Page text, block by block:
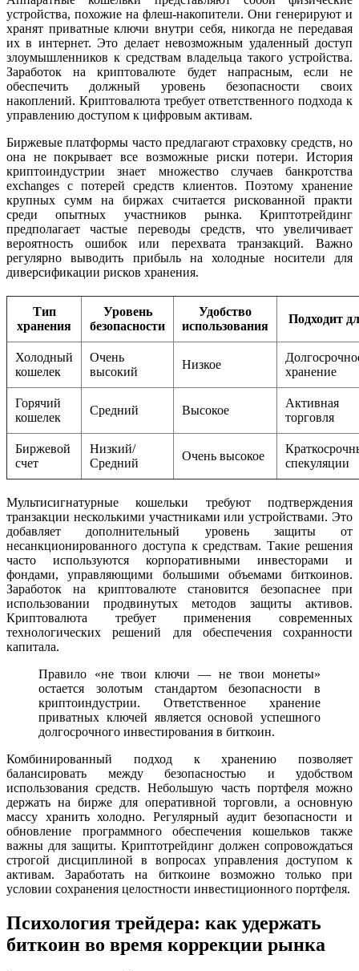
устройства, похожие на флеш-накопители. Они генерируют и
хранят приватные ключи внутри себя, никогда не передавая
их в интернет. Это делает невозможным удаленный доступ
злоумышленников к средствам владельца такого устройства.
Заработок на криптовалюте будет напрасным, если не
обеспечить должный уровень безопасности своих
накоплений. Криптовалюта требует ответственного подхода к
управлению доступом к цифровым активам.
Биржевые платформы часто предлагают страховку средств, но
она не покрывает все возможные риски потери. История
криптоиндустрии знает множество случаев банкротства
exchanges с потерей средств клиентов. Поэтому хранение
крупных сумм на биржах считается рискованной практи
среди опытных участников рынка. Криптотрейдинг
предполагает частые переводы средств, что увеличивает
вероятность ошибок или перехвата транзакций. Важно
регулярно выводить прибыль на холодные носители для
диверсификации рисков хранения.
Тип
хранения
Уровень
безопасности
Удобство
использования
Подходит
Холодный
кошелек
Очень
высокий
Низкое
хранение
Горячий
кошелек
Средний Высокое
Активная
торговля
Биржевой
счет
Низкий/
Средний
Очень высокое
спекуляции
Мультисигнатурные кошельки требуют подтверждения
транзакции несколькими участниками или устройствами. Это
добавляет дополнительный уровень защиты от
несанкционированного доступа к средствам. Такие решения
часто используются корпоративными инвесторами и
фондами, управляющими большими объемами биткоинов.
Заработок на криптовалюте становится безопаснее при
использовании продвинутых методов защиты активов.
Криптовалюта требует применения современных
технологических решений для обеспечения сохранности
капитала.
Правило «не твои ключи — не твои монеты»
остается золотым стандартом безопасности в
криптоиндустрии. Ответственное хранение
приватных ключей является основой успешного
долгосрочного инвестирования в биткоин.
Комбинированный подход к хранению позволяет
балансировать между безопасностью и удобством
использования средств. Небольшую часть портфеля можно
держать на бирже для оперативной торговли, а основную
массу хранить холодно. Регулярный аудит безопасности и
обновление программного обеспечения кошельков также
важны для защиты. Криптотрейдинг должен сопровождаться
строгой дисциплиной в вопросах управления доступом к
активам. Заработать на биткоине возможно только при
условии сохранения целостности инвестиционного портфеля.
Психология трейдера: как удержать
биткоин во время коррекции рынка